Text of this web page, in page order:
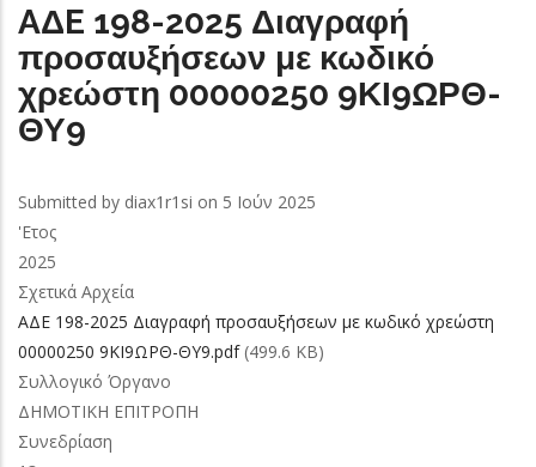
AΔE 198-2025 Διαγραφή
προσαυξήσεων με κωδικό
χρεώστη 00000250 9ΚΙ9ΩΡΘ-
ΘΥ9
Submitted by diax1r1si on 5 Ιούν 2025
'Ετος
2025
Σχετικά Αρχεία
AΔE 198-2025 Διαγραφή προσαυξήσεων με κωδικό χρεώστη
00000250 9ΚΙ9ΩΡΘ-ΘΥ9.pdf (499.6 KB)
Συλλογικό Όργανο
ΔΗΜΟΤΙΚΗ ΕΠΙΤΡΟΠΗ
Συνεδρίαση